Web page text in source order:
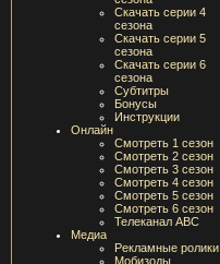
Скачать серии 4
сезона
Скачать серии 5
сезона
Скачать серии 6
сезона
Субтитры
Бонусы
Инструкции
Онлайн
Смотреть 1 сезон
Смотреть 2 сезон
Смотреть 3 сезон
Смотреть 4 сезон
Смотреть 5 сезон
Смотреть 6 сезон
Телеканал ABC
Медиа
Рекламные ролики
Мобизоды